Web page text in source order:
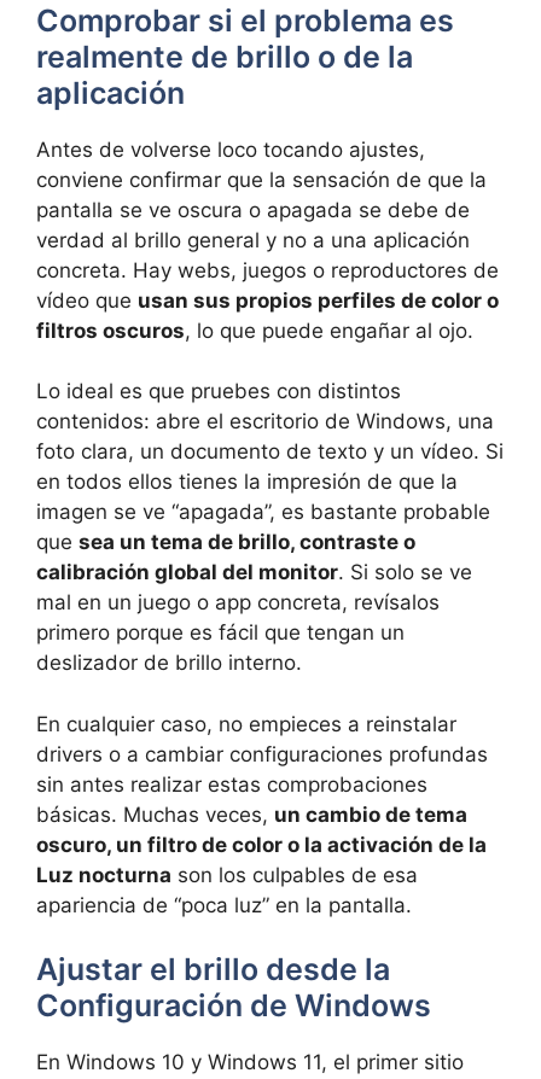
Comprobar si el problema es
realmente de brillo o de la
aplicación
Antes de volverse loco tocando ajustes,
conviene confirmar que la sensación de que la
pantalla se ve oscura o apagada se debe de
verdad al brillo general y no a una aplicación
concreta. Hay webs, juegos o reproductores de
vídeo que usan sus propios perfiles de color o
filtros oscuros, lo que puede engañar al ojo.
Lo ideal es que pruebes con distintos
contenidos: abre el escritorio de Windows, una
foto clara, un documento de texto y un vídeo. Si
en todos ellos tienes la impresión de que la
imagen se ve “apagada”, es bastante probable
que sea un tema de brillo, contraste o
calibración global del monitor. Si solo se ve
mal en un juego o app concreta, revísalos
primero porque es fácil que tengan un
deslizador de brillo interno.
En cualquier caso, no empieces a reinstalar
drivers o a cambiar configuraciones profundas
sin antes realizar estas comprobaciones
básicas. Muchas veces, un cambio de tema
oscuro, un filtro de color o la activación de la
Luz nocturna son los culpables de esa
apariencia de “poca luz” en la pantalla.
Ajustar el brillo desde la
Configuración de Windows
En Windows 10 y Windows 11, el primer sitio